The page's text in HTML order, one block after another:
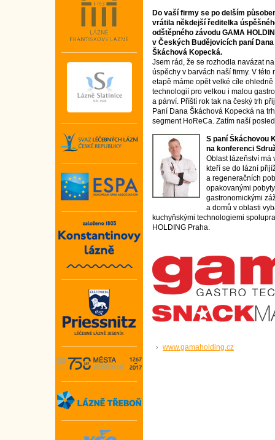
Do vaší firmy se po delším
vrátila někdejší ředitelka
odštěpného závodu GAMA
v Českých Budějovicích paní Dana
Škáchová Kopecká.
Jsem rád, že se rozhodla navázat
úspěchy v barvách naší firmy. V této
etapě máme opět velké cíle
technologií pro velkou i malou
a pánví. Příští rok tak na český trh
Paní Dana Škáchová Kopecká na
segment HoReCa. Zatím naší
S paní Škáchovou
na konferenci
Oblast lázeňství má
kteří se do lázní
a regeneračních
opakovanými
gastronomickými
a domů v oblasti
kuchyňskými technologiemi
HOLDING Praha.
www.gamaholding.cz